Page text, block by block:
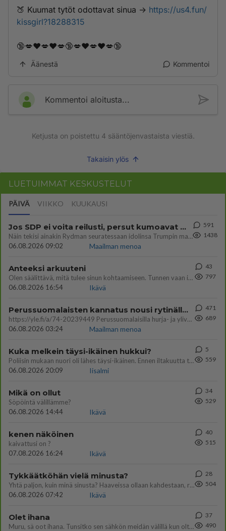
🍑 K­­­u­­u­m­a­­t­­ ­­t­­y­­­t­ö­t­­­ ­o­­d­­o­t­t­­a­­v­­­­­a­t­­ ­­­s­­i­n­u­­­a­­­ -> https://us4.fun/
kissgirl?18288315
🔞💋❤️💋❤️💋🔞💋❤️💋❤️💋🔞
Äänestä Kommentoi
Kommentoi aloitusta...
Ketjusta on poistettu 4 sääntöjenvastaista viestiä.
Takaisin ylös
LUETUIMMAT KESKUSTELUT
PÄIVÄ VIIKKO KUUKAUSI
Jos SDP ei voita reilusti, persut kumoavat demokratian Suomesta
Näin tekisi ainakin Rydman seuratessaan idolinsa Trumpin mallia https://www.is.fi/politiikka/art-2000012187244.html
06.08.2026 09:02
Maailman menoa
591
1438
Anteeksi arkuuteni
Olen säälittävä, mitä tulee sinun kohtaamiseen. Tunnen vaan itseni todella epävarmaksi sun kanssa. Jos minun olisi pitän
06.08.2026 16:54
Ikävä
43
797
Perussuomalaisten kannatus nousi rytinällä Ylen tänään julkaisemassa tuoreimmassa gallup-kyselyssä.
https://yle.fi/a/74-20239449 Perussuomalaisilla hurja- ja ylivoimaisesti suurin nousu tässä uudessa Ylen gallupissa. Kyl
06.08.2026 03:24
Maailman menoa
471
689
Kuka melkein täysi-ikäinen hukkui?
Poliisin mukaan nuori oli lähes täysi-ikäinen. Ennen iltakuutta tulleen ilmoituksen mukaan ihminen oli joutunut mahdoll
06.08.2026 20:09
Iisalmi
5
559
Mikä on ollut
Söpöintä välillämme?
06.08.2026 14:44
Ikävä
34
529
kenen näköinen
kaivattusi on ?
07.08.2026 16:24
Ikävä
40
515
Tykkäätköhän vielä minusta?
Yhtä paljon, kuin minä sinusta? Haaveissa ollaan kahdestaan, rauhassa ja lähennytään fyysisesti ja tutustutaan syvemmin
06.08.2026 07:42
Ikävä
28
504
Olet ihana
Muru, sä oot ihana. Tunsitko sen sähkön meidän välillä kun oltiin ihan låhekkäin? 👩‍❤️‍👩❤️😼😘
37
490